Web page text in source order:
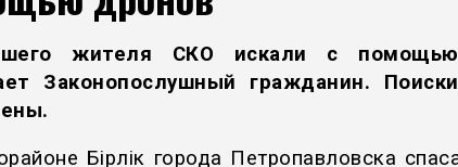
жителя СКО искали с
Законопослушный гражданин.
Бірлік города Петропавловска